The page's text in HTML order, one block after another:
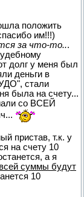
положить
им!!!)
за что-то...
долг у меня был
деньги в
стали
была на счету...
со ВСЕЙ
пристав, т.к. у
на счету 10
а я
суммы будут
10